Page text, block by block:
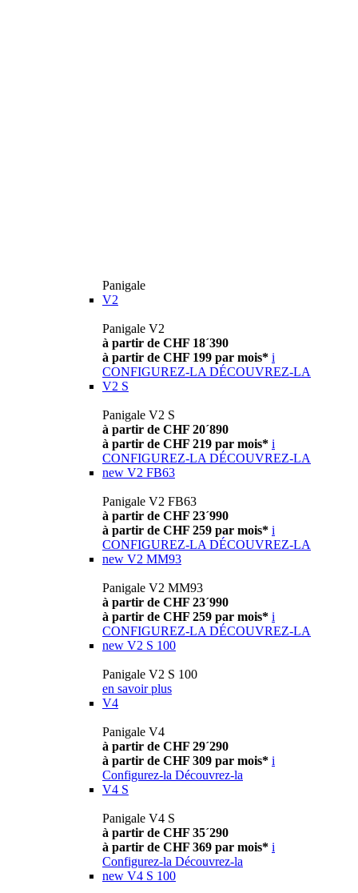
Panigale
V2
Panigale V2
à partir de CHF 18´390
à partir de CHF 199 par mois* i
CONFIGUREZ-LA DÉCOUVREZ-LA
V2 S
Panigale V2 S
à partir de CHF 20´890
à partir de CHF 219 par mois* i
CONFIGUREZ-LA DÉCOUVREZ-LA
new V2 FB63
Panigale V2 FB63
à partir de CHF 23´990
à partir de CHF 259 par mois* i
CONFIGUREZ-LA DÉCOUVREZ-LA
new V2 MM93
Panigale V2 MM93
à partir de CHF 23´990
à partir de CHF 259 par mois* i
CONFIGUREZ-LA DÉCOUVREZ-LA
new V2 S 100
Panigale V2 S 100
en savoir plus
V4
Panigale V4
à partir de CHF 29´290
à partir de CHF 309 par mois* i
Configurez-la Découvrez-la
V4 S
Panigale V4 S
à partir de CHF 35´290
à partir de CHF 369 par mois* i
Configurez-la Découvrez-la
new V4 S 100